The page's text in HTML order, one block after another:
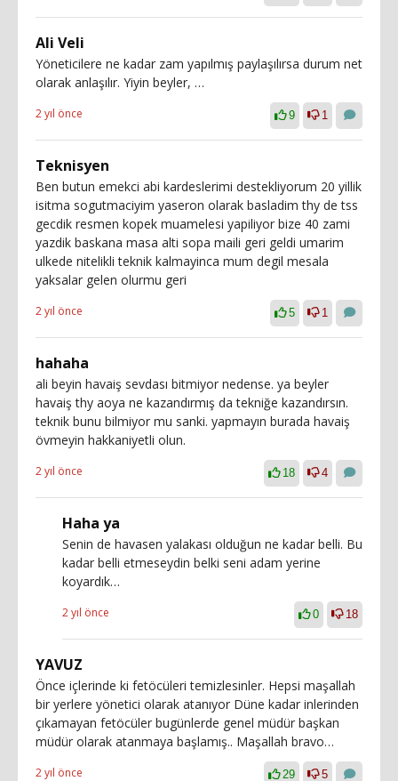
Ali Veli
Yöneticilere ne kadar zam yapılmış paylaşılırsa durum net
olarak anlaşılır. Yiyin beyler, …
2 yıl önce 9 1
Teknisyen
Ben butun emekci abi kardeslerimi destekliyorum 20 yillik
isitma sogutmaciyim yaseron olarak basladim thy de tss
gecdik resmen kopek muamelesi yapiliyor bize 40 zami
yazdik baskana masa alti sopa maili geri geldi umarim
ulkede nitelikli teknik kalmayinca mum degil mesala
yaksalar gelen olurmu geri
2 yıl önce 5 1
hahaha
ali beyin havaiş sevdası bitmiyor nedense. ya beyler
havaiş thy aoya ne kazandırmış da tekniğe kazandırsın.
teknik bunu bilmiyor mu sanki. yapmayın burada havaiş
övmeyin hakkaniyetli olun.
2 yıl önce 18 4
Haha ya
Senin de havasen yalakası olduğun ne kadar belli. Bu
kadar belli etmeseydin belki seni adam yerine
koyardık…
2 yıl önce 0 18
YAVUZ
Önce içlerinde ki fetöcüleri temizlesinler. Hepsi maşallah
bir yerlere yönetici olarak atanıyor Düne kadar inlerinden
çıkamayan fetöcüler bugünlerde genel müdür başkan
müdür olarak atanmaya başlamış.. Maşallah bravo…
2 yıl önce 29 5